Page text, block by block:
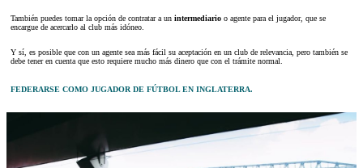
También puedes tomar la opción de contratar a un intermediario o agente para el jugador, que se
encargue de acercarlo al club más idóneo.
Y sí, es posible que con un agente sea más fácil su aceptación en un club de relevancia, pero también se
debe tener en cuenta que esto requiere mucho más dinero que con el trámite normal.
FEDERARSE COMO JUGADOR DE FÚTBOL EN INGLATERRA.